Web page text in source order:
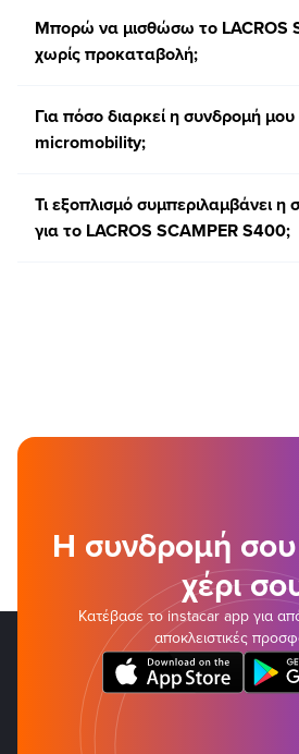
Μπορώ να μισθώσω το LACROS
χωρίς προκαταβολή;
Για πόσο διαρκεί η συνδρομή
micromobility;
Τι εξοπλισμό συμπεριλαμβάνει
για το LACROS SCAMPER S400;
Η συνδρομή σου
χέρι
Κατέβασε το instacar app για
αποκλειστικές